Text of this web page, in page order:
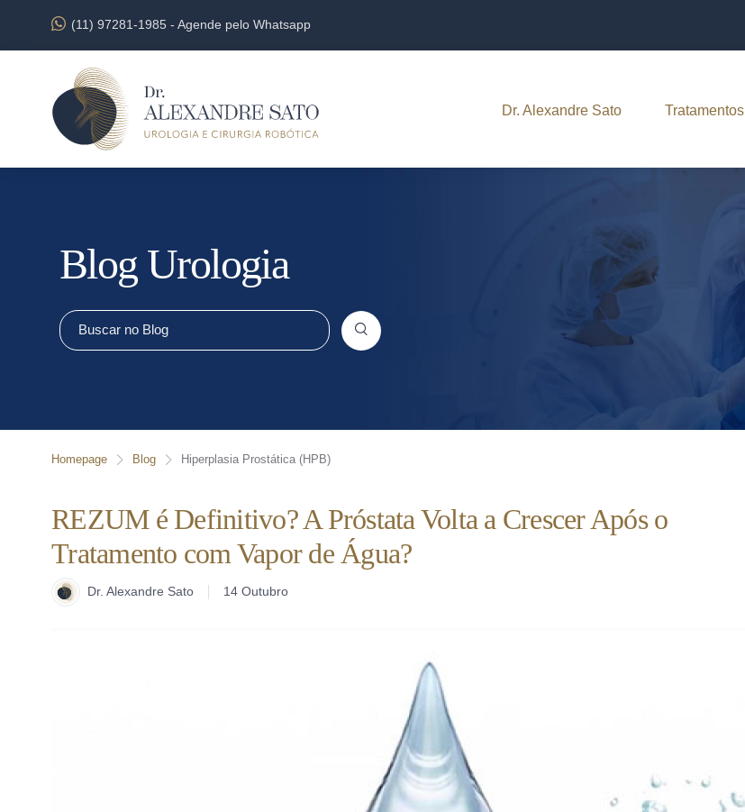
(11) 97281-1985 - Agende pelo Whatsapp
Dr. Alexandre Sato Tratamentos
Blog Urologia
Homepage Blog Hiperplasia Prostática (HPB)
REZUM é Definitivo? A Próstata Volta a Crescer Após o
Tratamento com Vapor de Água?
Dr. Alexandre Sato 14 Outubro